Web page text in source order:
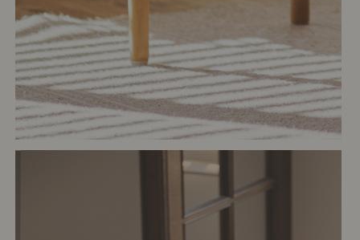
# リビング